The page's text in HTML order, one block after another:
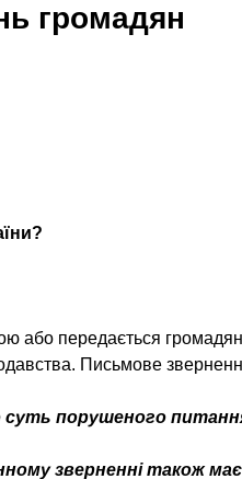
громадян
або передається
Письмове
суть порушеного
зверненні також